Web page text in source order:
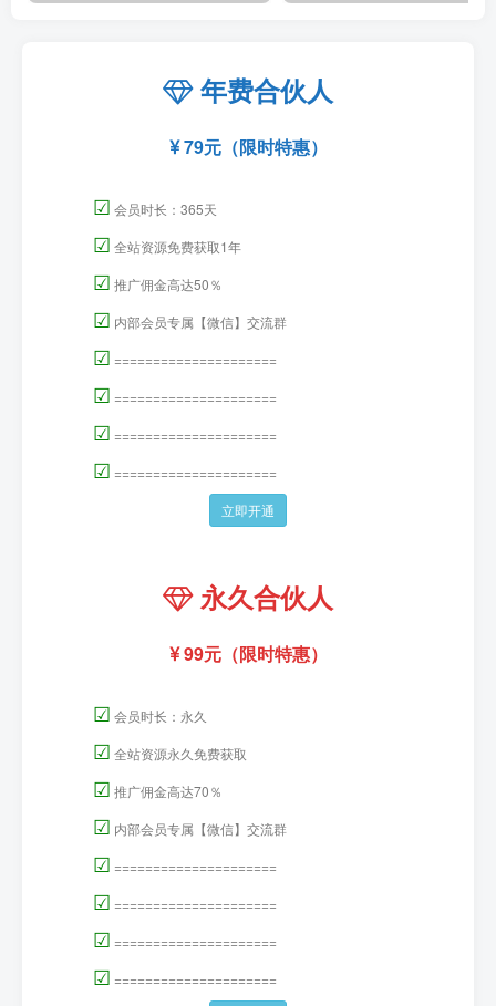
年费合伙人
79元（限时特惠）
☑ 会员时长：365天
☑ 全站资源免费获取1年
☑ 推广佣金高达50％
☑ 内部会员专属【微信】交流群
☑ =====================
☑ =====================
☑ =====================
☑ =====================
立即开通
永久合伙人
99元（限时特惠）
☑ 会员时长：永久
☑ 全站资源永久免费获取
☑ 推广佣金高达70％
☑ 内部会员专属【微信】交流群
☑ =====================
☑ =====================
☑ =====================
☑ =====================